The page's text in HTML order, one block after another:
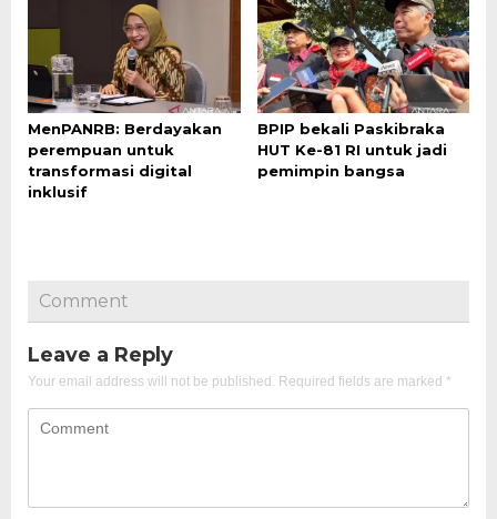
MenPANRB: Berdayakan
perempuan untuk
transformasi digital
inklusif
BPIP bekali Paskibraka
HUT Ke-81 RI untuk jadi
pemimpin bangsa
Comment
Leave a Reply
Your email address will not be published. Required fields are marked *